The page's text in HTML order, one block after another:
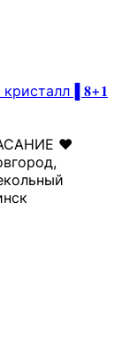
𝟖+𝟏
♥️